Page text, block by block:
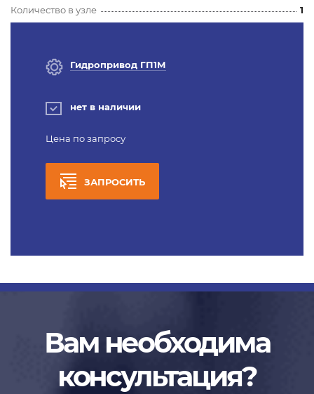
Количество в узле
1
Гидропривод ГП1М
нет в наличии
Цена по запросу
ЗАПРОСИТЬ
Вам необходима
консультация?